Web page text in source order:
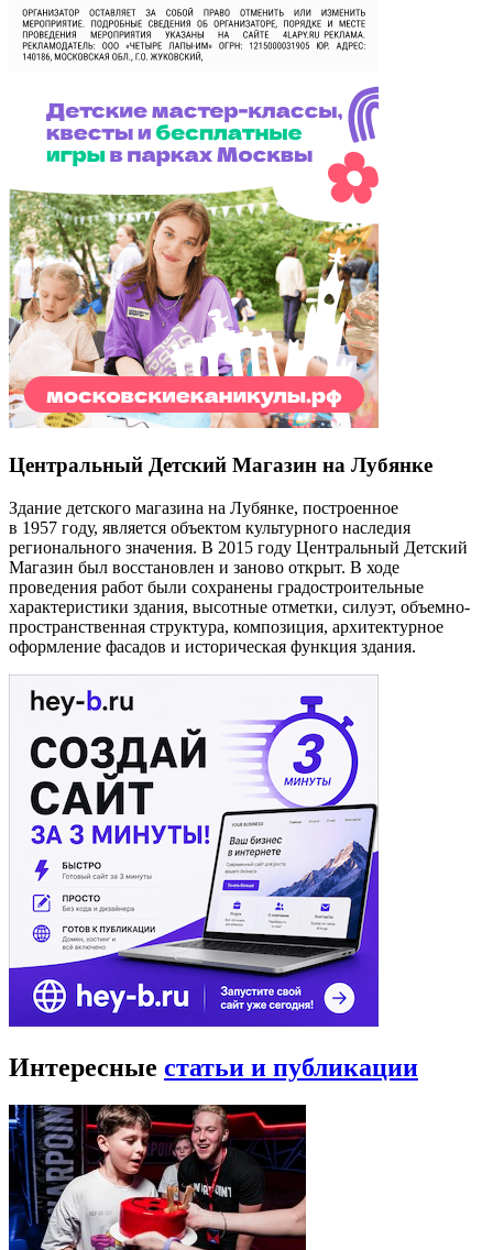
Центральный Детский Магазин на Лубянке
Здание детского магазина на Лубянке, построенное
в 1957 году, является объектом культурного наследия
регионального значения. В 2015 году Центральный Детский
Магазин был восстановлен и заново открыт. В ходе
проведения работ были сохранены градостроительные
характеристики здания, высотные отметки, силуэт, объемно-
пространственная структура, композиция, архитектурное
оформление фасадов и историческая функция здания.
Интересные статьи и публикации